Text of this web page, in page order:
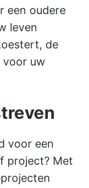
een oudere
leven
de
voor uw
voor een
project? Met